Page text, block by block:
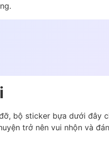
bộ sticker bựa dưới đây
trở nên vui nhộn và